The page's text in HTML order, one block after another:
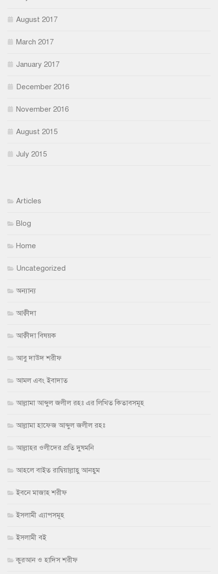
August 2017
March 2017
January 2017
December 2016
November 2016
August 2015
July 2015
Articles
Blog
Home
Uncategorized
অন্যান্য
আক্বীদা
আক্বীদা বিষয়ক
আবু দাউদ শরীফ
আমল এবং ইবাদাত
আল্লামা আব্দুল জলীল রহঃ এর লিখিত কিতাবসমূহ
আল্লামা হাফেজ আব্দুল জলীল রহঃ
আল্লাহর ওলীদের প্রতি দুষমনি
আহলে বাইত রাদ্বিয়াল্লাহু আনহুম
ইবনে মাজাহ শরীফ
ইসলামী এ্যাপসমূহ
ইসলামী বই
কুরআন ও হাদিস শরীফ